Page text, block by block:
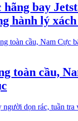
bay
hành lý
toàn cầu,